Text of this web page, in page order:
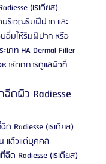
(เรเดียส)
บริเวณริมฝีปาก และ
อิ่มให้ริมฝีปาก หรือ
ภท HA Dermal Filler
าหัตถการดูแลผิวที่
ฉีดผิว Radiesse
Radiesse (เรเดียส)
แล้วแต่บุคคล
ด Radiesse (เรเดียส)